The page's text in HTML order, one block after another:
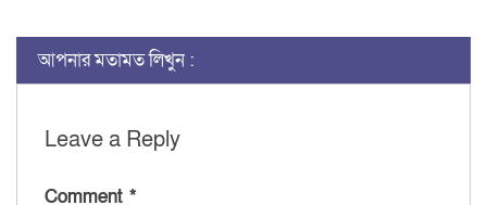
আপনার মতামত লিখুন :
Leave a Reply
Comment *